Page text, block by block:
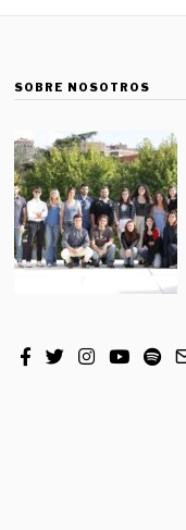
SOBRE NOSOTROS